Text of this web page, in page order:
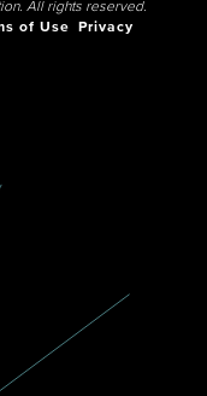
All rights reserved.
of Use
Privacy